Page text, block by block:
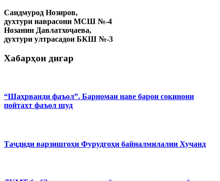
Саидмурод Нозиров,
духтури наврасони МСШ №-4
Нозанин Давлатхоҷаева,
духтури ултрасадои БКШ №-3
Хабарҳои дигар
“Шаҳрванди фаъол”. Барномаи наве барои сокинони
пойтахт фаъол шуд
Таҷдиди варзишгоҳи Фурудгоҳи байналмилалии Хуҷанд